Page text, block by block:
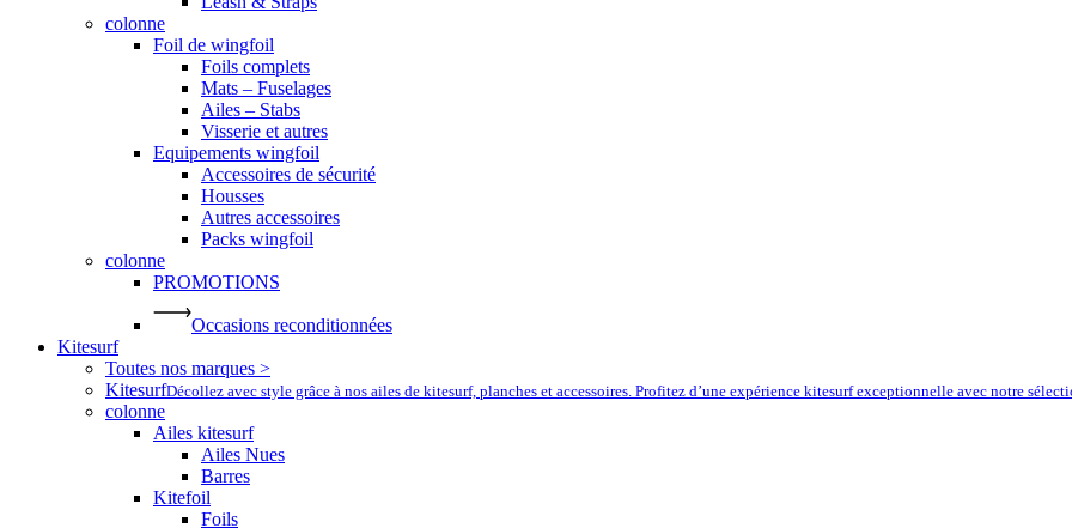
colonne
Foil de wingfoil
Foils complets
Mats – Fuselages
Ailes – Stabs
Visserie et autres
Equipements wingfoil
Accessoires de sécurité
Housses
Autres accessoires
Packs wingfoil
colonne
PROMOTIONS
Occasions reconditionnées
Kitesurf
Toutes nos marques >
KitesurfDécollez avec style grâce à nos ailes de kitesurf, planches et accessoires. Profitez d’une expérience kitesurf exceptionnelle avec notre
colonne
Ailes kitesurf
Ailes Nues
Barres
Kitefoil
Foils